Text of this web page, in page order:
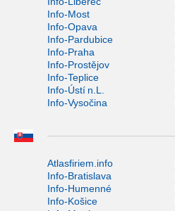
Info-Most
Info-Opava
Info-Pardubice
Info-Praha
Info-Prostějov
Info-Teplice
Info-Ústí n.L.
Info-Vysočina
Atlasfiriem.info
Info-Bratislava
Info-Humenné
Info-Košice